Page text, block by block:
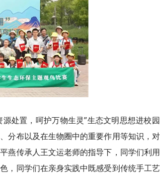
处置，呵护万物生灵”生态文明思想进校
分布以及在生物圈中的重要作用等知识，
燕传承人王文运老师的指导下，同学们利
，同学们在亲身实践中既感受到传统手工